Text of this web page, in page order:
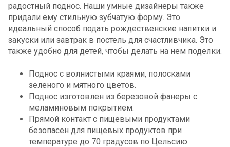
радостный поднос. Наши умные дизайнеры также
придали ему стильную зубчатую форму. Это
идеальный способ подать рождественские напитки и
закуски или завтрак в постель для счастливчика. Это
также удобно для детей, чтобы делать на нем поделки.
Поднос с волнистыми краями, полосками
зеленого и мятного цветов.
Поднос изготовлен из березовой фанеры с
меламиновым покрытием.
Прямой контакт с пищевыми продуктами
безопасен для пищевых продуктов при
температуре до 70 градусов по Цельсию.